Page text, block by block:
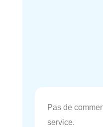
Pas de
service.